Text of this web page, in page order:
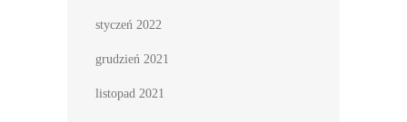
styczeń 2022
grudzień 2021
listopad 2021